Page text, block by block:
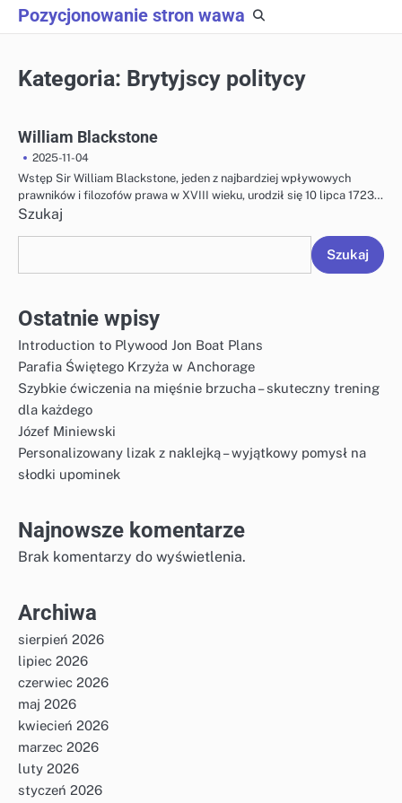
Skip
to
Pozycjonowanie stron wawa
Kategoria: Brytyjscy politycy
William Blackstone
2025-11-04
Wstęp Sir William Blackstone, jeden z najbardziej wpływowych
prawników i filozofów prawa w XVIII wieku, urodził się 10 lipca 1723…
Szukaj
Szukaj
Ostatnie wpisy
Introduction to Plywood Jon Boat Plans
Parafia Świętego Krzyża w Anchorage
Szybkie ćwiczenia na mięśnie brzucha – skuteczny trening
dla każdego
Józef Miniewski
Personalizowany lizak z naklejką – wyjątkowy pomysł na
słodki upominek
Najnowsze komentarze
Brak komentarzy do wyświetlenia.
Archiwa
sierpień 2026
lipiec 2026
czerwiec 2026
maj 2026
kwiecień 2026
marzec 2026
luty 2026
styczeń 2026